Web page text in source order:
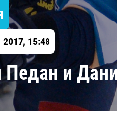
15:48
Педан и